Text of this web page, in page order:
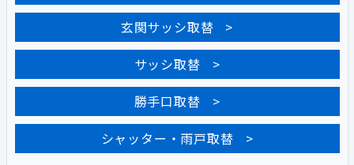
玄関サッシ取替
サッシ取替
勝手口取替
シャッター・雨戸取替